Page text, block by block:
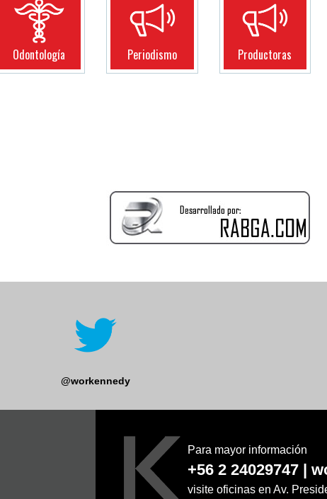
Odontología Periodismo Productoras
@workennedy
Para mayor información
+56 2 24029747 |
visite oficinas en Av.